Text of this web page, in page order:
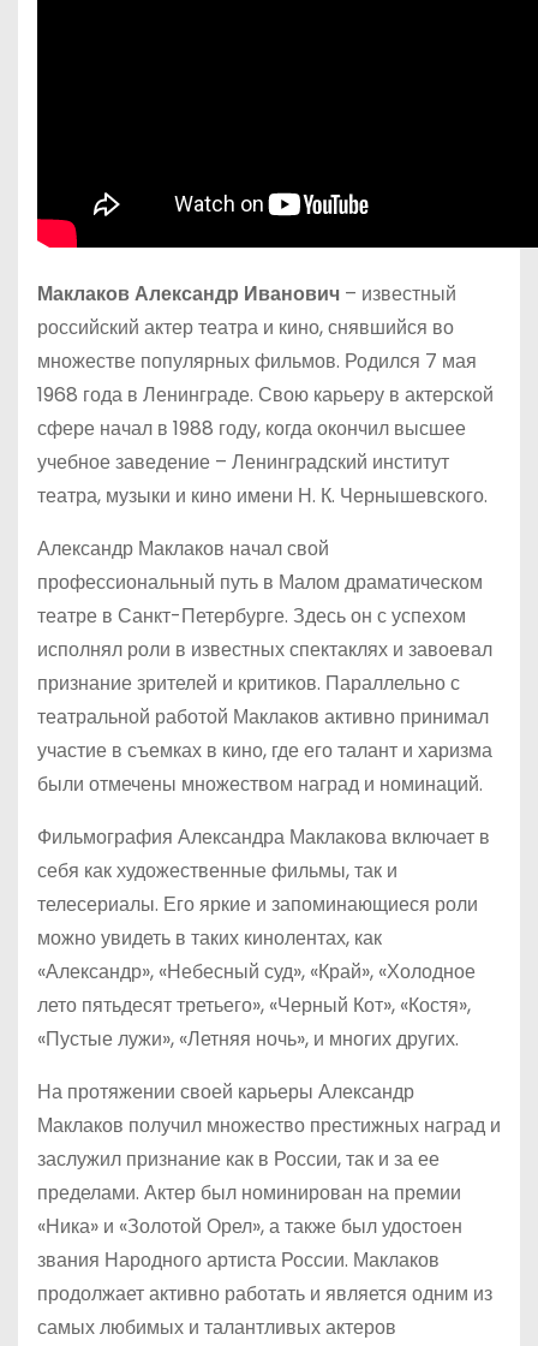
Маклаков Александр Иванович – известный
российский актер театра и кино, снявшийся во
множестве популярных фильмов. Родился 7 мая
1968 года в Ленинграде. Свою карьеру в актерской
сфере начал в 1988 году, когда окончил высшее
учебное заведение – Ленинградский институт
театра, музыки и кино имени Н. К. Чернышевского.
Александр Маклаков начал свой
профессиональный путь в Малом драматическом
театре в Санкт-Петербурге. Здесь он с успехом
исполнял роли в известных спектаклях и завоевал
признание зрителей и критиков. Параллельно с
театральной работой Маклаков активно принимал
участие в съемках в кино, где его талант и харизма
были отмечены множеством наград и номинаций.
Фильмография Александра Маклакова включает в
себя как художественные фильмы, так и
телесериалы. Его яркие и запоминающиеся роли
можно увидеть в таких кинолентах, как
«Александр», «Небесный суд», «Край», «Холодное
лето пятьдесят третьего», «Черный Кот», «Костя»,
«Пустые лужи», «Летняя ночь», и многих других.
На протяжении своей карьеры Александр
Маклаков получил множество престижных наград и
заслужил признание как в России, так и за ее
пределами. Актер был номинирован на премии
«Ника» и «Золотой Орел», а также был удостоен
звания Народного артиста России. Маклаков
продолжает активно работать и является одним из
самых любимых и талантливых актеров